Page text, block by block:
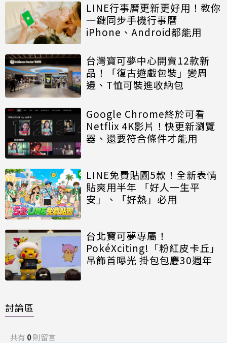
LINE行事曆更新更好用！教你
一鍵同步手機行事曆
iPhone、Android都能用
台灣寶可夢中心開賣12款新
品！「復古遊戲包裝」變周
邊、T恤可裝進收納包
Google Chrome終於可看
Netflix 4K影片！快更新瀏覽
器、還要符合條件才能用
LINE免費貼圖5款！全新表情
貼爽用半年 「好人一生平
安」、「好熱」必用
台北寶可夢專屬！
PokéXciting!「粉紅皮卡丘」
吊飾首曝光 掛包包慶30週年
討論區
共有 0則留言